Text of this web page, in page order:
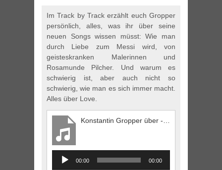
Im Track by Track erzählt euch Gropper
persönlich, alles, was ihr über seine
neuen Songs wissen müsst: Wie man
durch Liebe zum Messi wird, von
geisteskranken Malerinnen und
Rosamunde Pilcher. Und warum es
schwierig ist, aber auch nicht so
schwierig, wie man es sich immer macht.
Alles über Love.
Konstantin Gropper über -It's A Fog-
Audio
Player
00:00 00:00